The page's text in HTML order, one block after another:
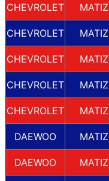
CHEVROLET MATIZ
CHEVROLET MATIZ
CHEVROLET MATIZ
CHEVROLET MATIZ
CHEVROLET MATIZ
DAEWOO MATIZ
DAEWOO MATIZ